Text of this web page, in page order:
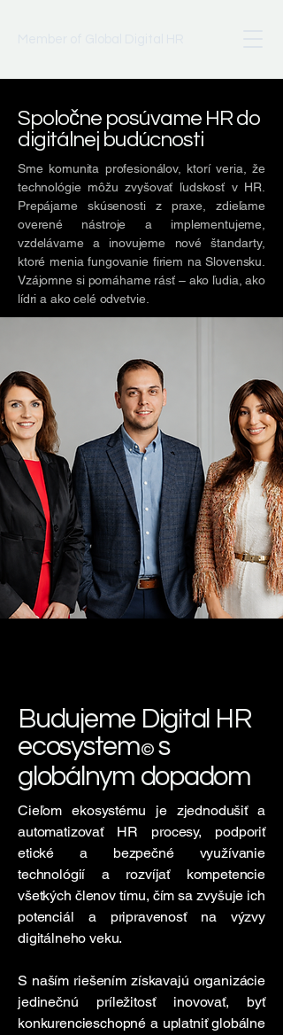
Spoločne posúvame HR do
digitálnej budúcnosti
Sme komunita profesionálov, ktorí veria, že
technológie môžu zvyšovať ľudskosť v HR.
Prepájame skúsenosti z praxe, zdieľame
overené nástroje a implementujeme,
vzdelávame a inovujeme nové štandarty,
ktoré menia fungovanie firiem na Slovensku.
Vzájomne si pomáhame rásť – ako ľudia, ako
lídri a ako celé odvetvie.
Budujeme Digital HR
ecosystem©s
globálnym dopadom
Cieľom ekosystému je zjednodušiť a
automatizovať HR procesy, podporiť
etické a bezpečné využívanie
technológií a rozvíjať kompetencie
všetkých členov tímu, čím sa zvyšuje ich
potenciál a pripravenosť na výzvy
digitálneho veku.
S naším riešením získavajú organizácie
jedinečnú príležitosť inovovať, byť
konkurencieschopné a uplatniť globálne